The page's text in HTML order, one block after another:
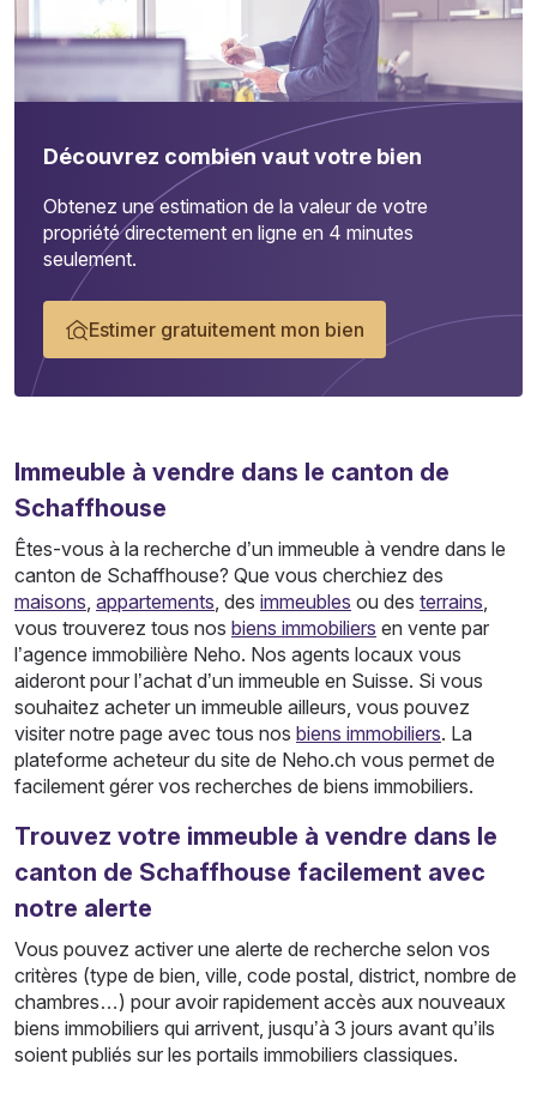
Découvrez combien vaut votre bien
Obtenez une estimation de la valeur de votre
propriété directement en ligne en 4 minutes
seulement.
Estimer gratuitement mon bien
Immeuble à vendre dans le canton de
Schaffhouse
Êtes-vous à la recherche d’un immeuble à vendre dans le
canton de Schaffhouse? Que vous cherchiez des
maisons, appartements, des immeubles ou des terrains,
vous trouverez tous nos biens immobiliers en vente par
l’agence immobilière Neho. Nos agents locaux vous
aideront pour l’achat d’un immeuble en Suisse. Si vous
souhaitez acheter un immeuble ailleurs, vous pouvez
visiter notre page avec tous nos biens immobiliers. La
plateforme acheteur du site de Neho.ch vous permet de
facilement gérer vos recherches de biens immobiliers.
Trouvez votre immeuble à vendre dans le
canton de Schaffhouse facilement avec
notre alerte
Vous pouvez activer une alerte de recherche selon vos
critères (type de bien, ville, code postal, district, nombre de
chambres…) pour avoir rapidement accès aux nouveaux
biens immobiliers qui arrivent, jusqu’à 3 jours avant qu’ils
soient publiés sur les portails immobiliers classiques.